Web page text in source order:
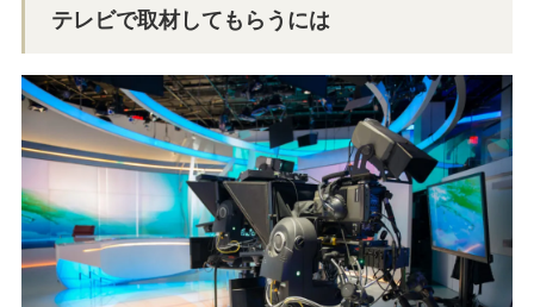
テレビで取材してもらうには